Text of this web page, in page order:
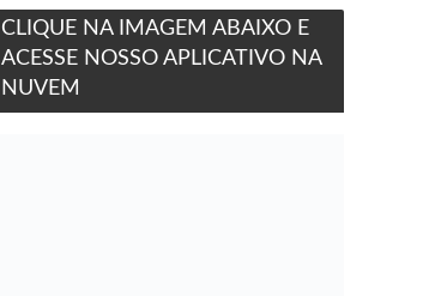
CLIQUE NA IMAGEM ABAIXO E
ACESSE NOSSO APLICATIVO NA
NUVEM